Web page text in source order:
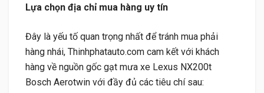
Lựa chọn địa chỉ mua hàng uy tín
Đây là yếu tố quan trọng nhất để tránh mua phải
hàng nhái, Thinhphatauto.com cam kết với khách
hàng về nguồn gốc gạt mưa xe Lexus NX200t
Bosch Aerotwin với đầy đủ các tiêu chí sau: